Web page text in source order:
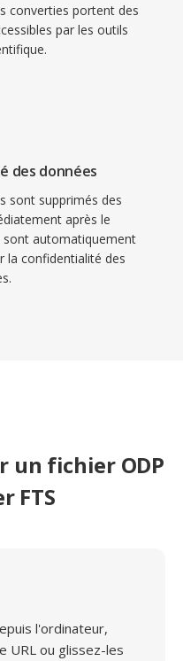
converties portent des
par les outils
des données
sont supprimés des
après le
sont automatiquement
la confidentialité des
un fichier ODP
FTS
l'ordinateur,
URL ou glissez-les